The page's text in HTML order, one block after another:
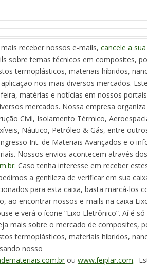
receber nossos e-mails,cancele a
sobre temas técnicos em composites,
termoplásticos, materiais híbridos,
nos mais diversos mercados.
matérias e notícias em nossos
mercados. Nossa empresa
Civil, Isolamento Térmico,
Náutico, Petróleo & Gás, entre
Int. de Materiais Avançados e o
Nossos envios acontecem através
. Caso tenha interesse em receber
a gentileza de verificar em sua
para esta caixa, basta marcá-los
ao encontrar nossos e-mails na caixa
e verá o ícone “Lixo Eletrônico”. Aí é
mais sobre o mercado de composites,
termoplásticos, materiais híbridos,
nosso
ouwww.feiplar.com.